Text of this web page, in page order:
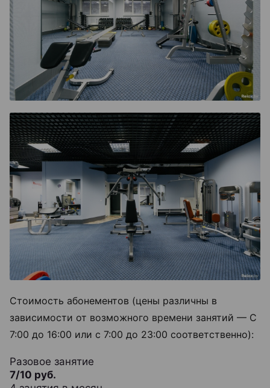
Стоимость абонементов (цены различны в
зависимости от возможного времени занятий — С
7:00 до 16:00 или с 7:00 до 23:00 соответственно):
Разовое занятие
7/10 руб.